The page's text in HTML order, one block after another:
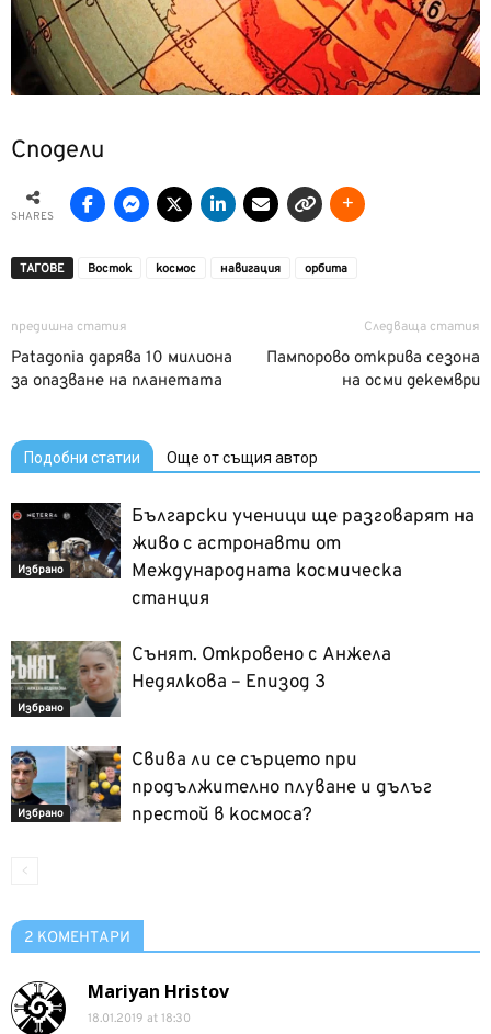
Сподели
SHARES
ТАГОВЕ Восток космос навигация орбита
предишна статия
Patagonia дарява 10 милиона
за опазване на планетата
Следваща статия
Пампорово открива сезона
на осми декември
Подобни статии Още от същия автор
Избрано
Български ученици ще разговарят на
живо с астронавти от
Международната космическа
станция
Избрано
Сънят. Откровено с Анжела
Недялкова – Епизод 3
Избрано
Свива ли се сърцето при
продължително плуване и дълъг
престой в космоса?
2 КОМЕНТАРИ
Mariyan Hristov
18.01.2019 at 18:30